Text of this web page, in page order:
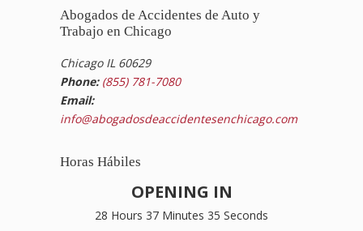
Abogados de Accidentes de Auto y
Trabajo en Chicago
Chicago IL 60629
Phone: (855) 781-7080
Email:
info@abogadosdeaccidentesenchicago.com
Horas Hábiles
OPENING IN
28 Hours 37 Minutes 34 Seconds